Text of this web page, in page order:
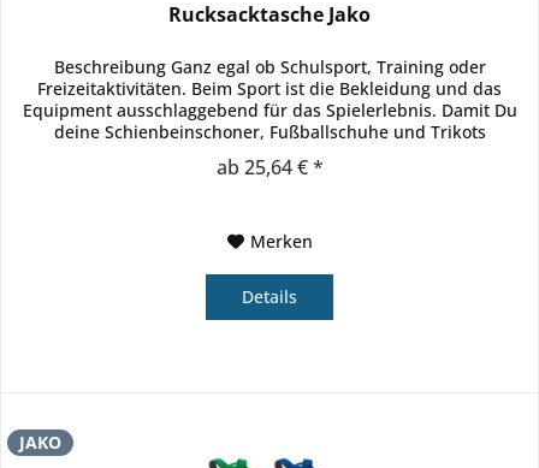
Rucksacktasche Jako
Beschreibung Ganz egal ob Schulsport, Training oder
Freizeitaktivitäten. Beim Sport ist die Bekleidung und das
Equipment ausschlaggebend für das Spielerlebnis. Damit Du
deine Schienbeinschoner, Fußballschuhe und Trikots
unkompliziert mit...
ab 25,64 € *
Merken
Details
JAKO